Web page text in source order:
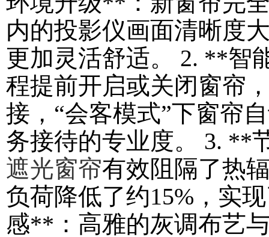
内的投影仪画面清晰度
更加灵活舒适。 2. **智
程提前开启或关闭窗帘
接，“会客模式”下窗帘
务接待的专业度。 3. **
遮光窗帘有效阻隔了热
负荷降低了约15%，实
感**：高雅的灰调布艺